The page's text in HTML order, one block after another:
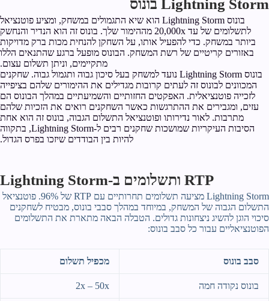
Lightning Storm בונוס
בונוס Lightning Storm הוא שיא התגמולים במשחק, ומציע פוטנציאל
לתשלומים של עד 20,000x מההימור שלך. בונוס זה הוא הנדיר והנחשק
ביותר במשחק. כדי להפעיל אותו, על השחקן להנחית מכות ברק מדויקות
באזורים קריטיים של רשת המשחק. הבונוס מופעל ברגע שהתנאים הללו
מתקיימים, וניתן תשלום עצום.
בונוס Lightning Storm נועד למשחק בעל סיכון גבוה ותגמול גבוה. שחקנים
המכוונים לבונוס זה לעתים קרובות מגדילים את ההימורים שלהם בציפייה
לזכייה פוטנציאלית. האפקטים החזותיים והשמיעתיים במהלך הבונוס הם
עזים, ומגבירים את ההתרגשות כאשר השחקנים רואים את הזכיות שלהם
מתרבות. לאור נדירותו ופוטנציאל התשלום הגבוה, בונוס זה הוא אחת
הסיבות העיקריות שמושכות שחקנים רבים ל-Lightning Storm, בתקווה
להיות בין הבודדים שיזכו בפרס הגדול.
RTP ותשלומים ב-Lightning Storm
Lightning Storm מציעה תשלומים תחרותיים עם RTP של 96%. פוטנציאל
התשלום הגבוה של המשחק, במיוחד במהלך סבבי בונוס, מבטיח לשחקנים
סיכוי הוגן להשיג ניצחונות גדולים. הטבלה הבאה מתארת את התשלומים
הפוטנציאליים עבור כל סבב בונוס:
סבב בונוס מכפיל תשלום
בונוס נקודה חמה 2x – 50x